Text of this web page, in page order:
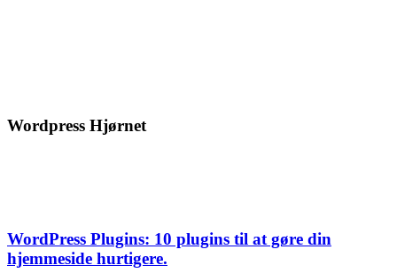
Wordpress Hjørnet
WordPress Plugins: 10 plugins til at gøre din
hjemmeside hurtigere.